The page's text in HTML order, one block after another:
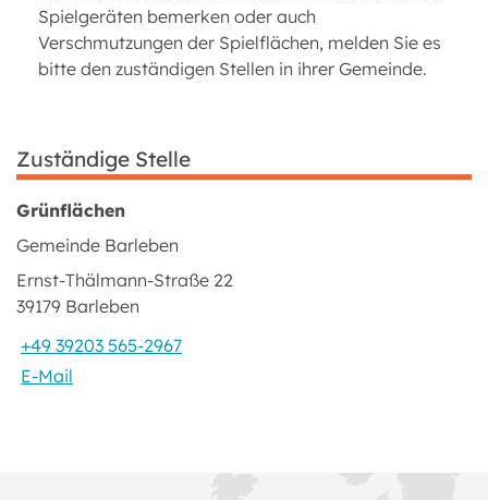
Spielgeräten bemerken oder auch
Verschmutzungen der Spielflächen, melden Sie es
bitte den zuständigen Stellen in ihrer Gemeinde.
Zuständige Stelle
Grünflächen
Gemeinde Barleben
Ernst-Thälmann-Straße 22
39179 Barleben
+49 39203 565-2967
E-Mail